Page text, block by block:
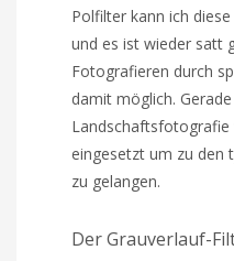
Polfilter kann ich
und es ist wieder satt
Fotografieren durch
damit möglich.
Landschaftsfotografie
eingesetzt um zu den
zu gelangen.
Der Grauverlauf-